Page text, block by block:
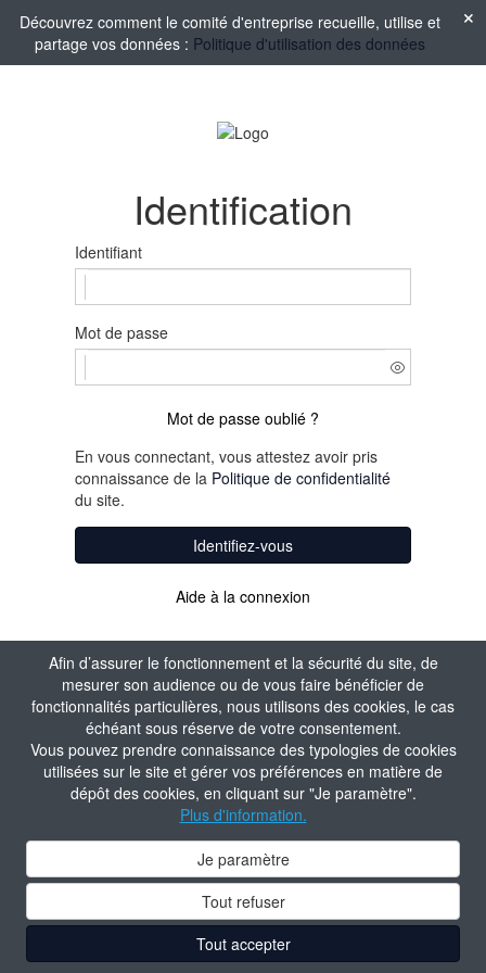
Afin d’assurer le fonctionnement et la sécurité du site, de
mesurer son audience ou de vous faire bénéficier de
fonctionnalités particulières, nous utilisons des cookies, le cas
échéant sous réserve de votre consentement.
Vous pouvez prendre connaissance des typologies de cookies
utilisées sur le site et gérer vos préférences en matière de
dépôt des cookies, en cliquant sur "Je paramètre".
Plus d'information.
Je paramètre
Tout refuser
Tout accepter
Découvrez comment le comité d'entreprise recueille, utilise et
partage vos données : Politique d'utilisation des données
Identification
Identifiant
Mot de passe
Mot de passe oublié ?
En vous connectant, vous attestez avoir pris
connaissance de la Politique de confidentialité
du site.
Identifiez-vous
Aide à la connexion